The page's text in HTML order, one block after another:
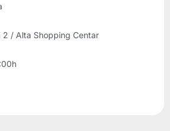
2 / Alta Shopping Centar